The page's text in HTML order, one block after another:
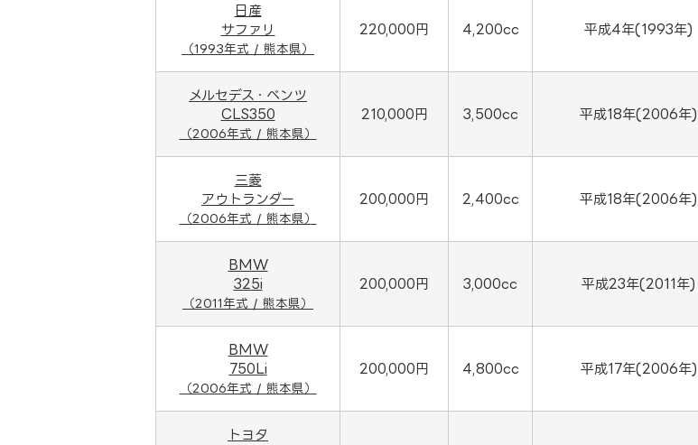
日産
サファリ
（1993年式 / 熊本県）
220,000円 4,200cc 平成4年(1993年)
メルセデス・ベンツ
CLS350
（2006年式 / 熊本県）
210,000円 3,500cc 平成18年(2006年)
三菱
アウトランダー
（2006年式 / 熊本県）
200,000円 2,400cc 平成18年(2006年)
BMW
325i
（2011年式 / 熊本県）
200,000円 3,000cc 平成23年(2011年)
BMW
750Li
（2006年式 / 熊本県）
200,000円 4,800cc 平成17年(2006年)
トヨタ